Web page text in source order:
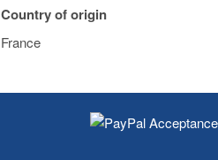
Country of origin
France